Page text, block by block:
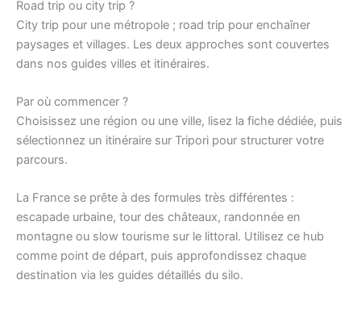
Road trip ou city trip ?
City trip pour une métropole ; road trip pour enchaîner
paysages et villages. Les deux approches sont couvertes
dans nos guides villes et itinéraires.
Par où commencer ?
Choisissez une région ou une ville, lisez la fiche dédiée, puis
sélectionnez un itinéraire sur Tripori pour structurer votre
parcours.
La France se prête à des formules très différentes :
escapade urbaine, tour des châteaux, randonnée en
montagne ou slow tourisme sur le littoral. Utilisez ce hub
comme point de départ, puis approfondissez chaque
destination via les guides détaillés du silo.